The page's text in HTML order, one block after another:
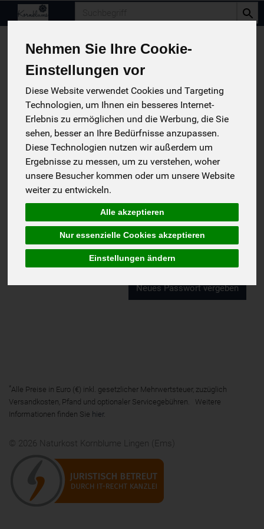
Nehmen Sie Ihre Cookie-
Einstellungen vor
Diese Website verwendet Cookies und Targeting
Technologien, um Ihnen ein besseres Internet-
Erlebnis zu ermöglichen und die Werbung, die Sie
sehen, besser an Ihre Bedürfnisse anzupassen.
Diese Technologien nutzen wir außerdem um
Ergebnisse zu messen, um zu verstehen, woher
unsere Besucher kommen oder um unsere Website
weiter zu entwickeln.
Alle akzeptieren
Nur essenzielle Cookies akzeptieren
Einstellungen ändern
Ihr Passwort zurücksetzen
Bitte tragen Sie hier Ihre E-Mail-Adresse ein. Wir senden
Ihnen umgehend einen Link zu, über den Sie Ihre E-Mail-
Adresse verifizieren und ein neues Passwort vergeben
können.
Bitte kontrollieren Sie auch den SPAM-Ordner Ihres E-Mail-
Postfaches.
Sollten Sie bei uns noch kein registrierter Shop-Kunde sein,
melden Sie sich bitte zuerst als Neukunde an oder
kontaktieren Sie unsere Hotline.
E-Mail / Benutzername
*Alle Preise in Euro (€) inkl. gesetzlicher Mehrwertsteuer, zuzüglich
Versandkosten, Pfand und optionaler Servicegebühren. Weitere
Informationen finden Sie hier.
© 2026 Naturkost Kornblume Lingen (Ems)